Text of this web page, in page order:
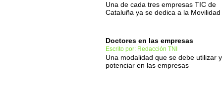
Una de cada tres empresas TIC de
Cataluña ya se dedica a la Movilidad
Doctores en las empresas
Escrito por: Redacción TNI
Una modalidad que se debe utilizar y
potenciar en las empresas